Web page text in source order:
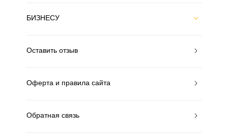
БИЗНЕСУ
Оставить отзыв
Оферта и правила сайта
Обратная связь